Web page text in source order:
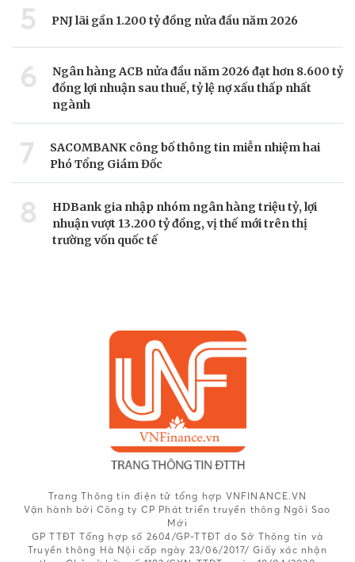
5 PNJ lãi gần 1.200 tỷ đồng nửa đầu năm 2026
6
Ngân hàng ACB nửa đầu năm 2026 đạt hơn 8.600 tỷ
đồng lợi nhuận sau thuế, tỷ lệ nợ xấu thấp nhất
ngành
7
SACOMBANK công bố thông tin miễn nhiệm hai
Phó Tổng Giám Đốc
8
HDBank gia nhập nhóm ngân hàng triệu tỷ, lợi
nhuận vượt 13.200 tỷ đồng, vị thế mới trên thị
trường vốn quốc tế
Trang Thông tin điện tử tổng hợp VNFINANCE.VN
Vận hành bởi Công ty CP Phát triển truyền thông Ngôi Sao
Mới
GP TTĐT Tổng hợp số 2604/GP-TTĐT do Sở Thông tin và
Truyền thông Hà Nội cấp ngày 23/06/2017/ Giấy xác nhận